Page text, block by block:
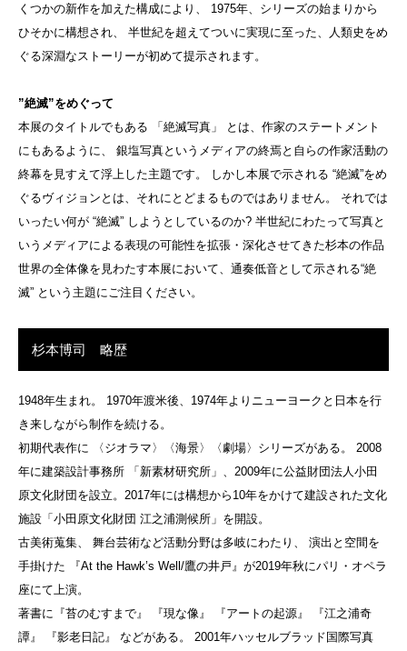
くつかの新作を加えた構成により、 1975年、シリーズの始まりから
ひそかに構想され、 半世紀を超えてついに実現に至った、人類史をめ
ぐる深淵なストーリーが初めて提示されます。
”絶滅”をめぐって
本展のタイトルでもある 「絶滅写真」 とは、作家のステートメント
にもあるように、 銀塩写真というメディアの終焉と自らの作家活動の
終幕を見すえて浮上した主題です。 しかし本展で示される “絶滅”をめ
ぐるヴィジョンとは、それにとどまるものではありません。 それでは
いったい何が “絶滅” しようとしているのか? 半世紀にわたって写真と
いうメディアによる表現の可能性を拡張・深化させてきた杉本の作品
世界の全体像を見わたす本展において、通奏低音として示される“絶
滅” という主題にご注目ください。
杉本博司 略歴
1948年生まれ。 1970年渡米後、1974年よりニューヨークと日本を行
き来しながら制作を続ける。
初期代表作に 〈ジオラマ〉〈海景〉〈劇場〉シリーズがある。 2008
年に建築設計事務所 「新素材研究所」、2009年に公益財団法人小田
原文化財団を設立。2017年には構想から10年をかけて建設された文化
施設「小田原文化財団 江之浦測候所」を開設。
古美術蒐集、 舞台芸術など活動分野は多岐にわたり、 演出と空間を
手掛けた 『At the Hawk’s Well/鷹の井戸』が2019年秋にパリ・オペラ
座にて上演。
著書に『苔のむすまで』 『現な像』 『アートの起源』 『江之浦奇
譚』 『影老日記』 などがある。 2001年ハッセルブラッド国際写真